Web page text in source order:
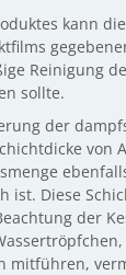
kann
Reinigung
sollte.
der
von
ist. Diese
der
mitführen,